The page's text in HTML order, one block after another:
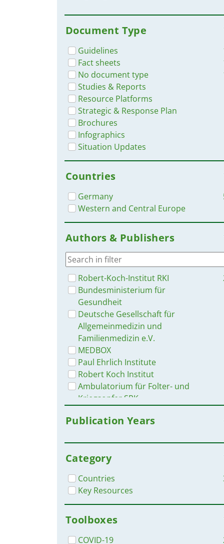
Document Type
Guidelines
Fact sheets
No document type
Studies & Reports
Resource Platforms
Strategic & Response Plan
Brochures
Infographics
Situation Updates
Countries
Germany
Western and Central Europe
Authors & Publishers
Robert-Koch-Institut RKI
Bundesministerium für
Gesundheit
Deutsche Gesellschaft für
Allgemeinmedizin und
Familienmedizin e.V.
MEDBOX
Paul Ehrlich Institute
Robert Koch Institut
Ambulatorium für Folter- und
Kriegsopfer SRK
AWMF
AWO
B. Hauer, R. Loddenkemper, A.
Bayerisches Landesamt für
Gesundheit und
Lebensmittelsicherheit
Blankenfeld H., H. Kaduszkiewicz,
Publication Years
Category
Countries
Key Resources
Toolboxes
COVID-19